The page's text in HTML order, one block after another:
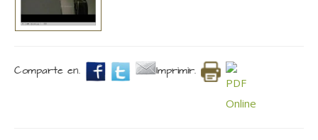
Comparte en. Imprimir.